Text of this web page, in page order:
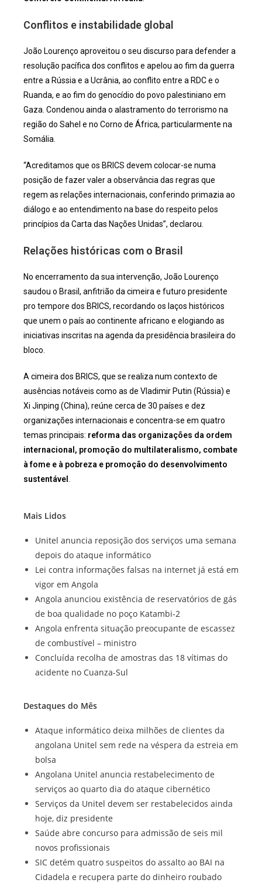
Conflitos e instabilidade global
João Lourenço aproveitou o seu discurso para defender a
resolução pacífica dos conflitos e apelou ao fim da guerra
entre a Rússia e a Ucrânia, ao conflito entre a RDC e o
Ruanda, e ao fim do genocídio do povo palestiniano em
Gaza. Condenou ainda o alastramento do terrorismo na
região do Sahel e no Corno de África, particularmente na
Somália.
“Acreditamos que os BRICS devem colocar-se numa
posição de fazer valer a observância das regras que
regem as relações internacionais, conferindo primazia ao
diálogo e ao entendimento na base do respeito pelos
princípios da Carta das Nações Unidas”, declarou.
Relações históricas com o Brasil
No encerramento da sua intervenção, João Lourenço
saudou o Brasil, anfitrião da cimeira e futuro presidente
pro tempore dos BRICS, recordando os laços históricos
que unem o país ao continente africano e elogiando as
iniciativas inscritas na agenda da presidência brasileira do
bloco.
A cimeira dos BRICS, que se realiza num contexto de
ausências notáveis como as de Vladimir Putin (Rússia) e
Xi Jinping (China), reúne cerca de 30 países e dez
organizações internacionais e concentra-se em quatro
temas principais: reforma das organizações da ordem
internacional, promoção do multilateralismo, combate
à fome e à pobreza e promoção do desenvolvimento
sustentável
Mais Lidos
Unitel anuncia reposição dos serviços uma semana
depois do ataque informático
Lei contra informações falsas na internet já está em
vigor em Angola
Angola anunciou existência de reservatórios de gás
de boa qualidade no poço Katambi-2
Angola enfrenta situação preocupante de escassez
de combustível – ministro
Concluída recolha de amostras das 18 vítimas do
acidente no Cuanza-Sul
Destaques do Mês
Ataque informático deixa milhões de clientes da
angolana Unitel sem rede na véspera da estreia em
bolsa
Angolana Unitel anuncia restabelecimento de
serviços ao quarto dia do ataque cibernético
Serviços da Unitel devem ser restabelecidos ainda
hoje, diz presidente
Saúde abre concurso para admissão de seis mil
novos profissionais
SIC detém quatro suspeitos do assalto ao BAI na
Cidadela e recupera parte do dinheiro roubado